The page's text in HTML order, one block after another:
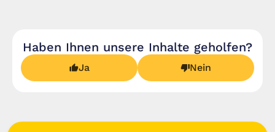
Haben Ihnen unsere Inhalte geholfen?
Ja Nein